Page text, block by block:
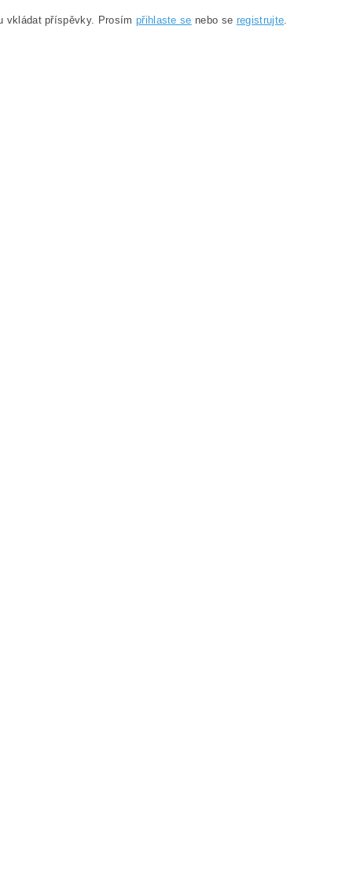
vkládat příspěvky. Prosím přihlaste se nebo se registrujte